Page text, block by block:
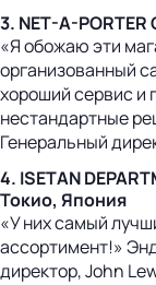
3. NET-A-
«Я обожаю эти
организованный
хороший сервис и
нестандартные
Генеральный
4. ISETAN
Токио, Япония
«У них самый
ассортимент!»
директор, John